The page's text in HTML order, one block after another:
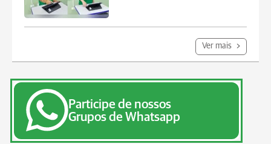
Ver mais
Participe de nossos
Grupos de Whatsapp